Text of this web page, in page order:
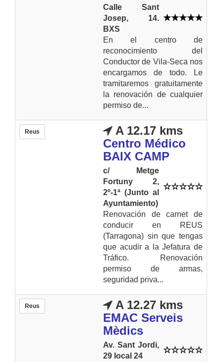
Calle Sant
Josep, 14.
BXS
En el centro de
reconocimiento del
Conductor de Vila-Seca nos
encargamos de todo. Le
tramitaremos gratuitamente
la renovación de cualquier
permiso de...
Reus
A 12.17 kms
Centro Médico
BAIX CAMP
c/ Metge
Fortuny 2,
2º-1ª (Junto al
Ayuntamiento)
Renovación de carnet de
conducir en REUS
(Tarragona) sin que tengas
que acudir a la Jefatura de
Tráfico. Renovación
permiso de armas,
seguridad priva...
Reus
A 12.27 kms
EMAC Serveis
Mèdics
Av. Sant Jordi,
29 local 24